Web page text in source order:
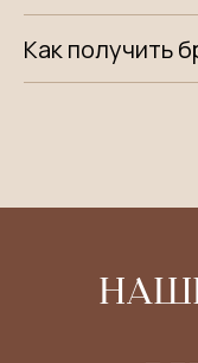
Как получить